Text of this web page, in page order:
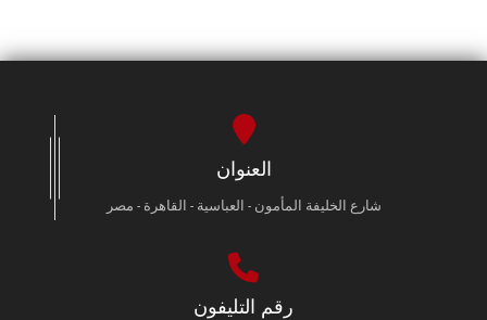
العنوان
شارع الخليفة المأمون - العباسية - القاهرة - مصر
رقم التليفون